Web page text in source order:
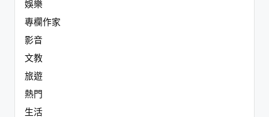
美食
體育
搜尋